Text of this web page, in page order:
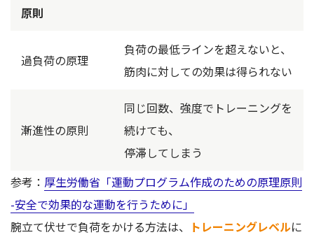
原則
過負荷の原理
負荷の最低ラインを超えないと、
筋肉に対しての効果は得られない
漸進性の原則
同じ回数、強度でトレーニングを
続けても、
停滞してしまう
参考： 厚生労働省「運動プログラム作成のための原理原則
-安全で効果的な運動を行うために」
腕立て伏せで負荷をかける方法は、 トレーニングレベルに